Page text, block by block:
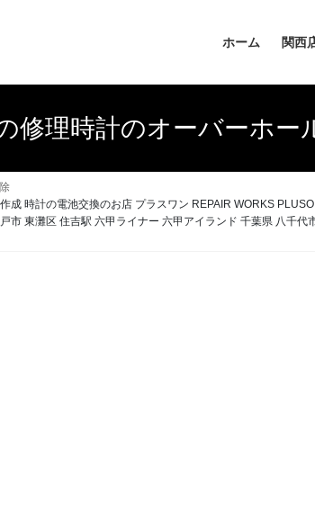
ホーム 関西
修理時計のオーバーホー
時計の電池交換のお店 プラスワン REPAIR WORKS
市 東灘区 住吉駅 六甲ライナー 六甲アイランド 千葉県 八千